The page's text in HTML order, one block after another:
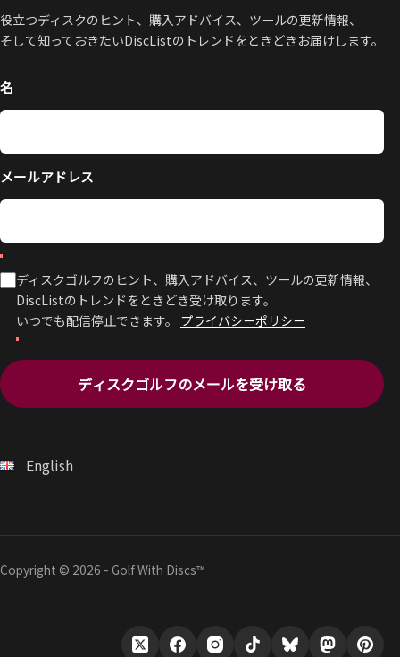
役立つディスクのヒント、購入アドバイス、ツールの更新情報、
そして知っておきたいDiscListのトレンドをときどきお届けします。
名
メールアドレス
ディスクゴルフのヒント、購入アドバイス、ツールの更新情報、
DiscListのトレンドをときどき受け取ります。
いつでも配信停止できます。 プライバシーポリシー
ディスクゴルフのメールを受け取る
English
Copyright © 2026 - Golf With Discs™